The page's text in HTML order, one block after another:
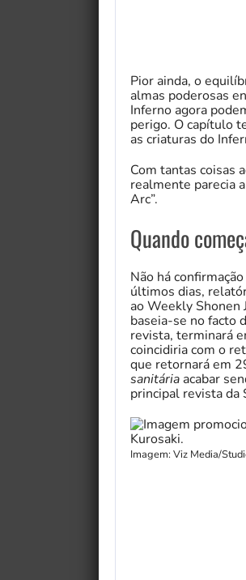
Pior ainda, o
almas poderosas
Inferno agora
perigo. O capítulo
as criaturas do
Com tantas coisas
realmente parecia
Arc”.
Quando
Não há
últimos dias,
ao Weekly Shonen
baseia-se no facto
revista, terminará
coincidiria com o
que retornará em
sanitária acabar
principal revista da
Imagem: Viz Media/